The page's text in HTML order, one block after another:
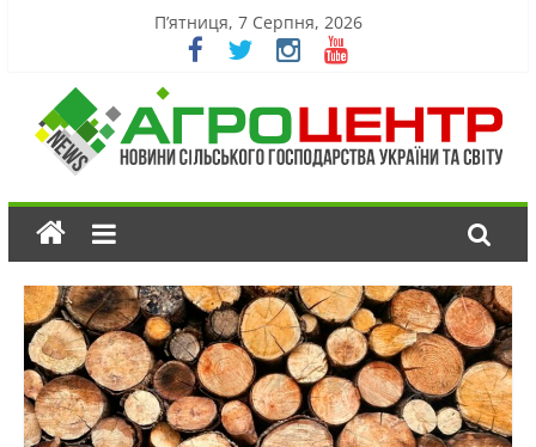
П’ятниця, 7 Серпня, 2026